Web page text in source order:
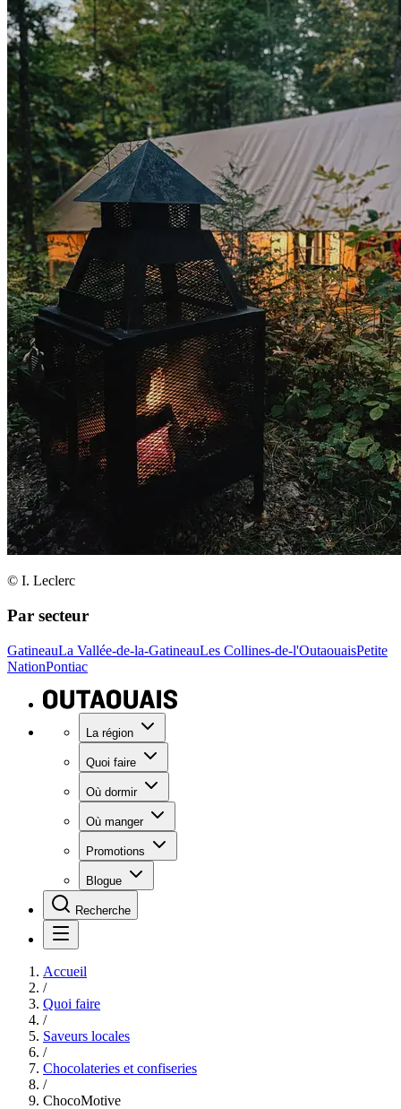
© I. Leclerc
Par secteur
GatineauLa Vallée-de-la-GatineauLes Collines-de-l'OutaouaisPetite
NationPontiac
La région
Quoi faire
Où dormir
Où manger
Promotions
Blogue
Recherche
Accueil
/
Quoi faire
/
Saveurs locales
/
Chocolateries et confiseries
/
ChocoMotive